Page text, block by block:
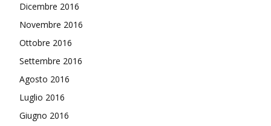
Dicembre 2016
Novembre 2016
Ottobre 2016
Settembre 2016
Agosto 2016
Luglio 2016
Giugno 2016